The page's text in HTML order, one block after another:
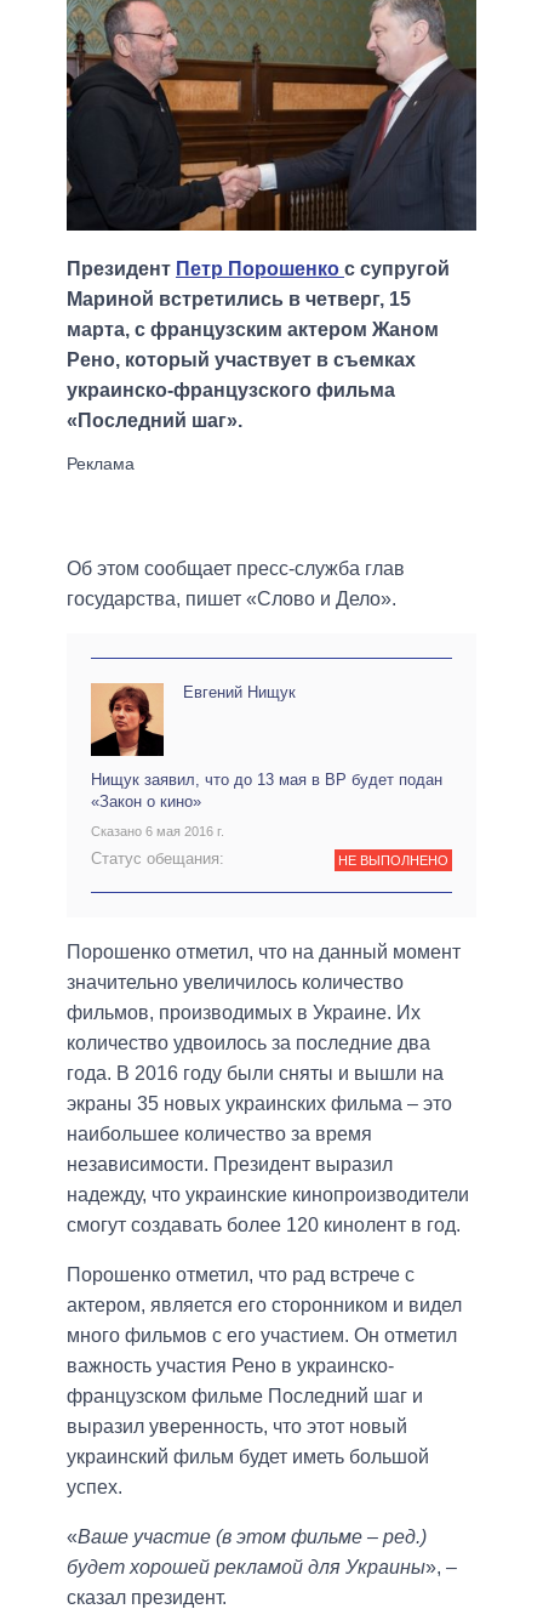
Президент Петр Порошенко с супругой
Мариной встретились в четверг, 15
марта, с французским актером Жаном
Рено, который участвует в съемках
украинско-французского фильма
«Последний шаг».
Об этом сообщает пресс-служба глав
государства, пишет «Слово и Дело».
Евгений Нищук
Нищук заявил, что до 13 мая в ВР будет подан
«Закон о кино»
Сказано 6 мая 2016 г.
Статус обещания: НЕ ВЫПОЛНЕНО
Порошенко отметил, что на данный момент
значительно увеличилось количество
фильмов, производимых в Украине. Их
количество удвоилось за последние два
года. В 2016 году были сняты и вышли на
экраны 35 новых украинских фильма – это
наибольшее количество за время
независимости. Президент выразил
надежду, что украинские кинопроизводители
смогут создавать более 120 кинолент в год.
Порошенко отметил, что рад встрече с
актером, является его сторонником и видел
много фильмов с его участием. Он отметил
важность участия Рено в украинско-
французском фильме Последний шаг и
выразил уверенность, что этот новый
украинский фильм будет иметь большой
успех.
«Ваше участие (в этом фильме – ред.)
будет хорошей рекламой для Украины», –
сказал президент.